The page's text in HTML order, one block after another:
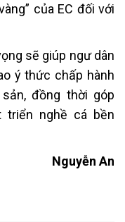
của EC đối với
sẽ giúp ngư dân
ý thức chấp hành
đồng thời góp
triển nghề cá bền
Nguyễn An